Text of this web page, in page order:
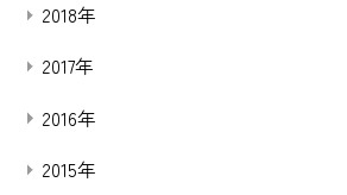
2018年
2017年
2016年
2015年